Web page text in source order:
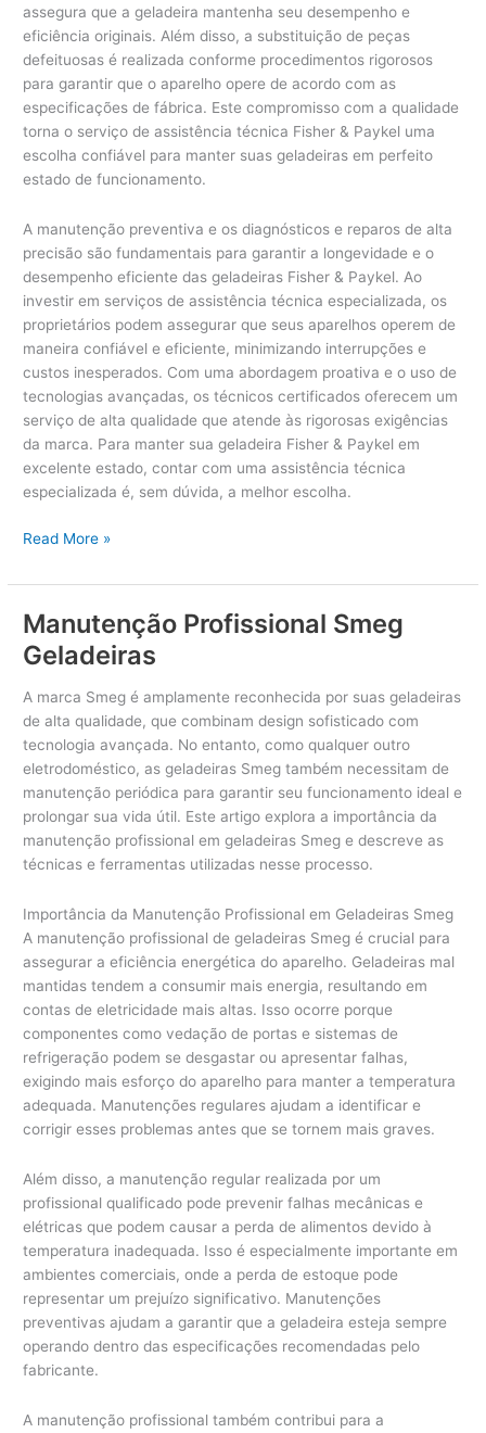
assegura que a geladeira mantenha seu desempenho e
eficiência originais. Além disso, a substituição de peças
defeituosas é realizada conforme procedimentos rigorosos
para garantir que o aparelho opere de acordo com as
especificações de fábrica. Este compromisso com a qualidade
torna o serviço de assistência técnica Fisher & Paykel uma
escolha confiável para manter suas geladeiras em perfeito
estado de funcionamento.
A manutenção preventiva e os diagnósticos e reparos de alta
precisão são fundamentais para garantir a longevidade e o
desempenho eficiente das geladeiras Fisher & Paykel. Ao
investir em serviços de assistência técnica especializada, os
proprietários podem assegurar que seus aparelhos operem de
maneira confiável e eficiente, minimizando interrupções e
custos inesperados. Com uma abordagem proativa e o uso de
tecnologias avançadas, os técnicos certificados oferecem um
serviço de alta qualidade que atende às rigorosas exigências
da marca. Para manter sua geladeira Fisher & Paykel em
excelente estado, contar com uma assistência técnica
especializada é, sem dúvida, a melhor escolha.
Serviço
Assistência
Fisher
&
Geladeiras
Read More »
Manutenção Profissional Smeg
Geladeiras
A marca Smeg é amplamente reconhecida por suas geladeiras
de alta qualidade, que combinam design sofisticado com
tecnologia avançada. No entanto, como qualquer outro
eletrodoméstico, as geladeiras Smeg também necessitam de
manutenção periódica para garantir seu funcionamento ideal e
prolongar sua vida útil. Este artigo explora a importância da
manutenção profissional em geladeiras Smeg e descreve as
técnicas e ferramentas utilizadas nesse processo.
Importância da Manutenção Profissional em Geladeiras Smeg
A manutenção profissional de geladeiras Smeg é crucial para
assegurar a eficiência energética do aparelho. Geladeiras mal
mantidas tendem a consumir mais energia, resultando em
contas de eletricidade mais altas. Isso ocorre porque
componentes como vedação de portas e sistemas de
refrigeração podem se desgastar ou apresentar falhas,
exigindo mais esforço do aparelho para manter a temperatura
adequada. Manutenções regulares ajudam a identificar e
corrigir esses problemas antes que se tornem mais graves.
Além disso, a manutenção regular realizada por um
profissional qualificado pode prevenir falhas mecânicas e
elétricas que podem causar a perda de alimentos devido à
temperatura inadequada. Isso é especialmente importante em
ambientes comerciais, onde a perda de estoque pode
representar um prejuízo significativo. Manutenções
preventivas ajudam a garantir que a geladeira esteja sempre
operando dentro das especificações recomendadas pelo
fabricante.
A manutenção profissional também contribui para a